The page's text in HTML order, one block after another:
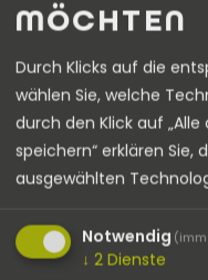
MÖCHTEN
Durch Klicks auf die
wählen Sie, welche
durch den Klick auf „Alle
speichern“ erklären Sie,
ausgewählten
Notwendig
↓ 2 Dienste